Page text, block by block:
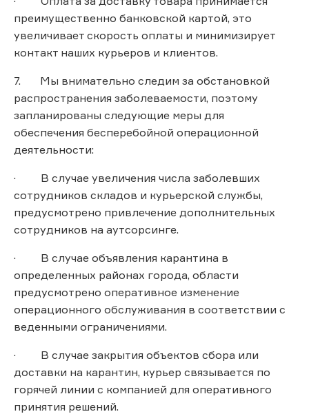
преимущественно банковской картой, это
увеличивает скорость оплаты и минимизирует
контакт наших курьеров и клиентов.
7. Мы внимательно следим за обстановкой
распространения заболеваемости, поэтому
запланированы следующие меры для
обеспечения бесперебойной операционной
деятельности:
· В случае увеличения числа заболевших
сотрудников складов и курьерской службы,
предусмотрено привлечение дополнительных
сотрудников на аутсорсинге.
· В случае объявления карантина в
определенных районах города, области
предусмотрено оперативное изменение
операционного обслуживания в соответствии с
веденными ограничениями.
· В случае закрытия объектов сбора или
доставки на карантин, курьер связывается по
горячей линии с компанией для оперативного
принятия решений.